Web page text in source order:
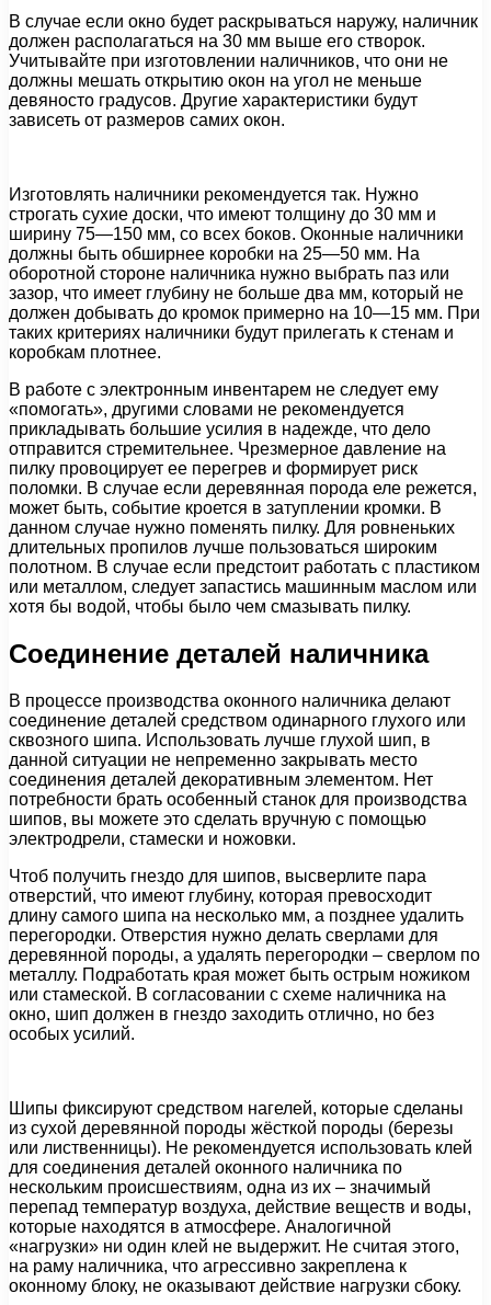
В случае если окно будет раскрываться наружу, наличник
должен располагаться на 30 мм выше его створок.
Учитывайте при изготовлении наличников, что они не
должны мешать открытию окон на угол не меньше
девяносто градусов. Другие характеристики будут
зависеть от размеров самих окон.
Изготовлять наличники рекомендуется так. Нужно
строгать сухие доски, что имеют толщину до 30 мм и
ширину 75—150 мм, со всех боков. Оконные наличники
должны быть обширнее коробки на 25—50 мм. На
оборотной стороне наличника нужно выбрать паз или
зазор, что имеет глубину не больше два мм, который не
должен добывать до кромок примерно на 10—15 мм. При
таких критериях наличники будут прилегать к стенам и
коробкам плотнее.
В работе с электронным инвентарем не следует ему
«помогать», другими словами не рекомендуется
прикладывать большие усилия в надежде, что дело
отправится стремительнее. Чрезмерное давление на
пилку провоцирует ее перегрев и формирует риск
поломки. В случае если деревянная порода еле режется,
может быть, событие кроется в затуплении кромки. В
данном случае нужно поменять пилку. Для ровненьких
длительных пропилов лучше пользоваться широким
полотном. В случае если предстоит работать с пластиком
или металлом, следует запастись машинным маслом или
хотя бы водой, чтобы было чем смазывать пилку.
Соединение деталей наличника
В процессе производства оконного наличника делают
соединение деталей средством одинарного глухого или
сквозного шипа. Использовать лучше глухой шип, в
данной ситуации не непременно закрывать место
соединения деталей декоративным элементом. Нет
потребности брать особенный станок для производства
шипов, вы можете это сделать вручную с помощью
электродрели, стамески и ножовки.
Чтоб получить гнездо для шипов, высверлите пара
отверстий, что имеют глубину, которая превосходит
длину самого шипа на несколько мм, а позднее удалить
перегородки. Отверстия нужно делать сверлами для
деревянной породы, а удалять перегородки – сверлом по
металлу. Подработать края может быть острым ножиком
или стамеской. В согласовании с схеме наличника на
окно, шип должен в гнездо заходить отлично, но без
особых усилий.
Шипы фиксируют средством нагелей, которые сделаны
из сухой деревянной породы жёсткой породы (березы
или лиственницы). Не рекомендуется использовать клей
для соединения деталей оконного наличника по
нескольким происшествиям, одна из их – значимый
перепад температур воздуха, действие веществ и воды,
которые находятся в атмосфере. Аналогичной
«нагрузки» ни один клей не выдержит. Не считая этого,
на раму наличника, что агрессивно закреплена к
оконному блоку, не оказывают действие нагрузки сбоку.